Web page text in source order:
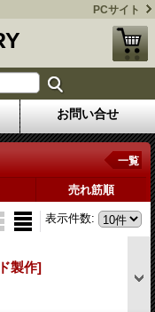
PCサイト
お問い合せ
一覧
売れ筋順
表示件数:
製作]